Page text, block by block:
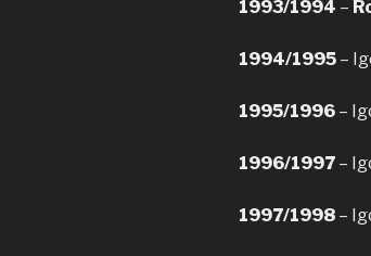
1993/1994 –
1994/1995 –
1995/1996 –
1996/1997 –
1997/1998 –